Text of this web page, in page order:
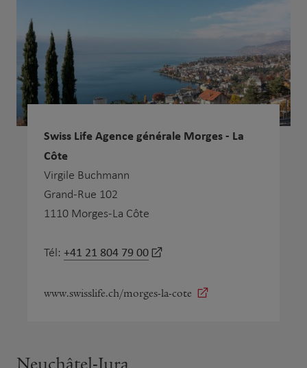
Swiss Life Agence générale Morges - La
Côte
Virgile Buchmann
Grand-Rue 102
1110 Morges-La Côte
Tél: +41 21 804 79 00
www.swisslife.ch/morges-la-cote
Neuchâtel-Jura